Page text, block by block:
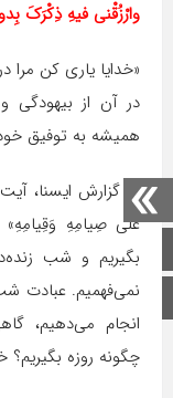
صفحه اصلی
اینستاگرام
وارْزُقْنی فیهِ ذِکْرَکَ
«خدایا یاری کن مرا
در آن از بیهودگی
همیشه به توفیق
به گزارش ایسنا،
عَلی صِیامِهِ
بگیریم و شب
نمی‌فهمیم. عبادت
انجام می‌دهیم،
چگونه روزه